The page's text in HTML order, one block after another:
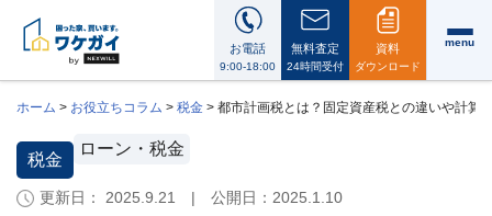
お電話
9:00-18:00
無料査定
24時間受付
資料
ダウンロード
menu
ワ
ホーム > お役立ちコラム > 税金 > 都市計画税とは？固定資産税との違いや計算
税金
ローン・税金
更新日： 2025.9.21 | 公開日： 2025.1.10